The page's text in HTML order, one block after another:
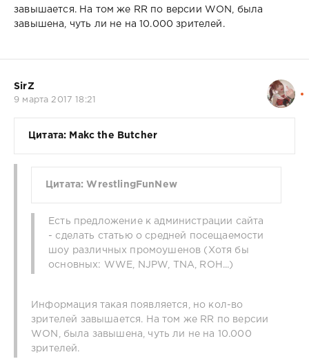
завышается. На том же RR по версии WОN, была
завышена, чуть ли не на 10.000 зрителей.
SirZ
9 марта 2017 18:21
Цитата: Makc the Butcher
Цитата: WrestlingFunNew
Есть предложение к администрации сайта
- сделать статью о средней посещаемости
шоу различных промоушенов (Хотя бы
основных: WWE, NJPW, TNA, ROH...)
Информация такая появляется, но кол-во
зрителей завышается. На том же RR по версии
WОN, была завышена, чуть ли не на 10.000
зрителей.